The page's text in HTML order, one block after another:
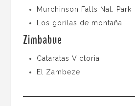
Murchinson Falls Nat. Park
Los gorilas de montaña
Zimbabue
Cataratas Victoria
El Zambeze